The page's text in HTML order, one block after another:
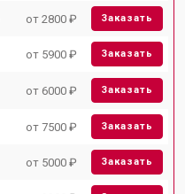
от 2800 ₽ Заказать
от 5900 ₽ Заказать
от 6000 ₽ Заказать
от 7500 ₽ Заказать
от 5000 ₽ Заказать